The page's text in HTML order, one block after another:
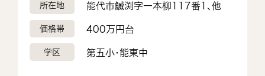
所在地 能代市鰄渕字一本柳117番1、他
価格帯 400万円台
学区 第五小・能東中